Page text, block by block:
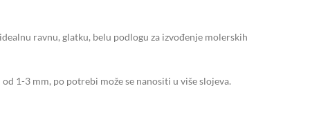
ravnu, glatku, belu podlogu za izvođenje molerskih
1-3 mm, po potrebi može se nanositi u više slojeva.